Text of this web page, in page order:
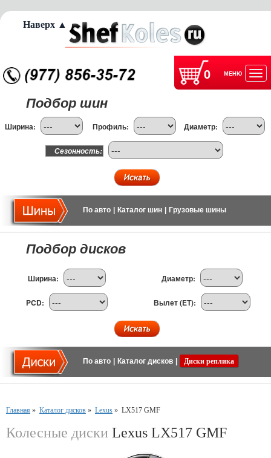
0 МЕНЮ
Подбор шин
Ширина: Профиль: Диаметр:
Сезонность:
По авто Каталог шин Грузовые шины
Подбор дисков
Ширина: Диаметр:
PCD: Вылет (ET):
По авто Каталог дисков Диски реплика
Главная » Каталог дисков » Lexus » LX517 GMF
Колесные диски Lexus LX517 GMF
Наверх ▲